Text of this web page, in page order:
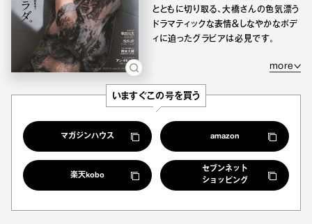
more
とともに切り取る、大橋さんの色気漂う
ドラマティックな表情＆しなやかなボデ
ィに迫ったグラビアは必見です。
いますぐこの号を買う
マガジンハウス amazon
楽天kobo
セブンネット
ショッピング